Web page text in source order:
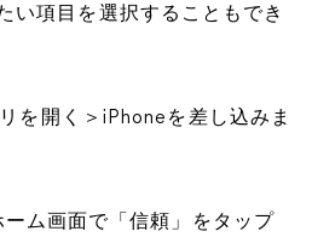
い項目を選択することもでき
を開く＞iPhoneを差し込みま
ム画面で「信頼」をタップ